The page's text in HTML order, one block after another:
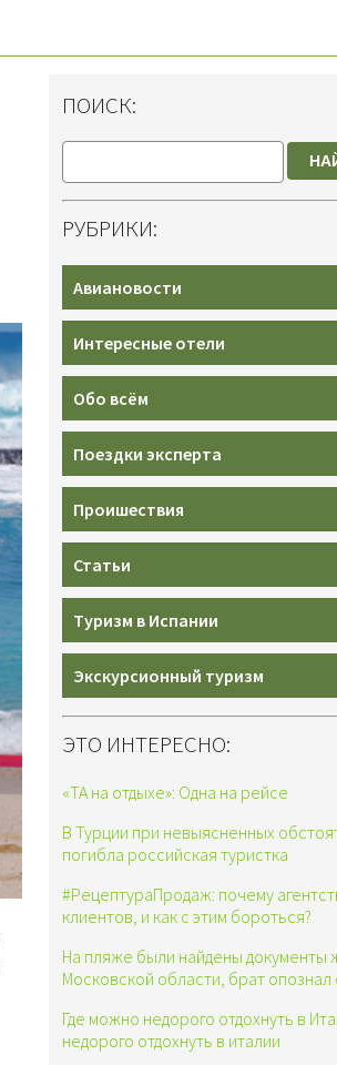
ПОИСК:
РУБРИКИ:
Авиановости
Интересные отели
Обо всём
Поездки эксперта
Проишествия
Статьи
Туризм в Испании
Экскурсионный туризм
ЭТО ИНТЕРЕСНО:
«ТА на отдыхе»: Одна на рейсе
В Турции при невыясненных
погибла российская туристка
#РецептураПродаж: почему
клиентов, и как с этим бороться?
На пляже были найдены документы
Московской области, брат опознал
Где можно недорого отдохнуть в
недорого отдохнуть в италии